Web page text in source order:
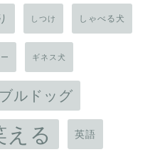
しつけ しゃべる犬
ギネス犬
ルドッグ
える 英語